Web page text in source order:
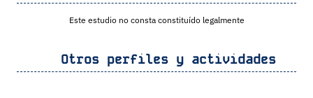
Este estudio no consta constituído legalmente
Otros perfiles y actividades